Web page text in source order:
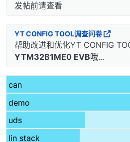
发帖前请查看
YT CONFIG TOOL调查问卷
帮助改进和优化YT CONFIG
YTM32B1ME0 EVB哦...
can
demo
uds
lin stack